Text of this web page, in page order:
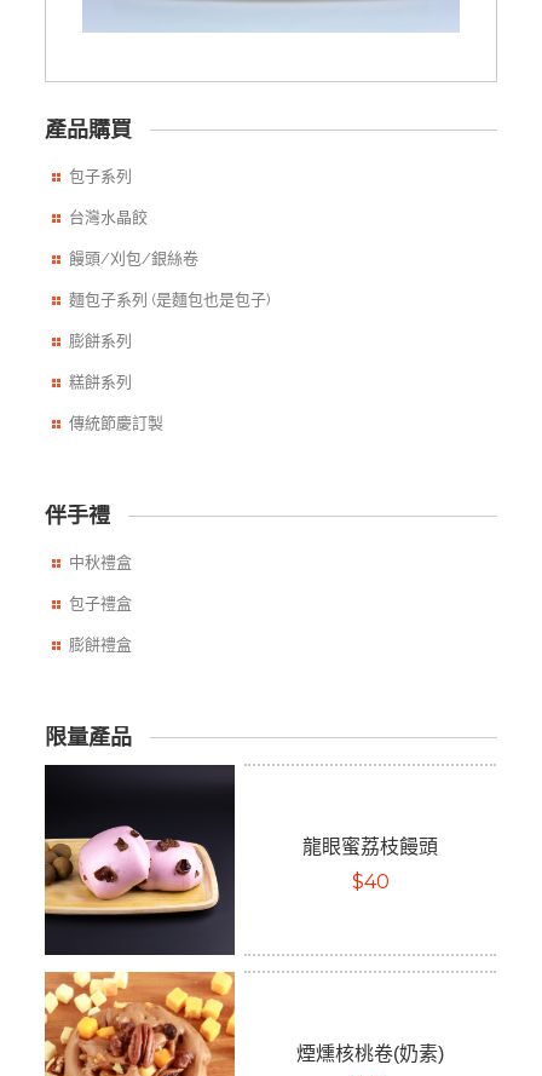
產品購買
包子系列
台灣水晶餃
饅頭/刈包/銀絲卷
麵包子系列 (是麵包也是包子)
膨餅系列
糕餅系列
傳統節慶訂製
伴手禮
中秋禮盒
包子禮盒
膨餅禮盒
限量產品
龍眼蜜荔枝饅頭
$40
煙燻核桃卷(奶素)